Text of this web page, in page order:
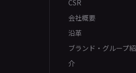
CSR
会社概要
沿革
ブランド・グループ紹
介